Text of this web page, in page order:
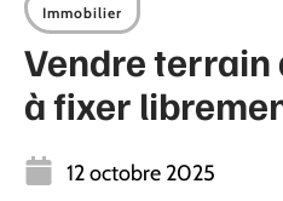
Immobilier
Vendre
à fixer
12 octobre 2025